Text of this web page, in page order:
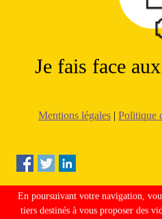
Je fais face
Mentions légales | Politique
En poursuivant votre navigation,
tiers destinés à vous proposer des